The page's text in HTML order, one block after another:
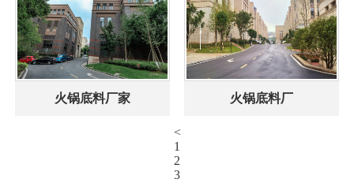
火锅底料厂家 火锅底料厂
<
1
2
3